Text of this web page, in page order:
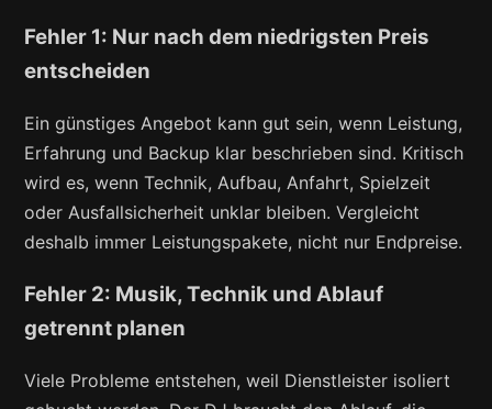
Fehler 1: Nur nach dem niedrigsten Preis
entscheiden
Ein günstiges Angebot kann gut sein, wenn Leistung,
Erfahrung und Backup klar beschrieben sind. Kritisch
wird es, wenn Technik, Aufbau, Anfahrt, Spielzeit
oder Ausfallsicherheit unklar bleiben. Vergleicht
deshalb immer Leistungspakete, nicht nur Endpreise.
Fehler 2: Musik, Technik und Ablauf
getrennt planen
Viele Probleme entstehen, weil Dienstleister isoliert